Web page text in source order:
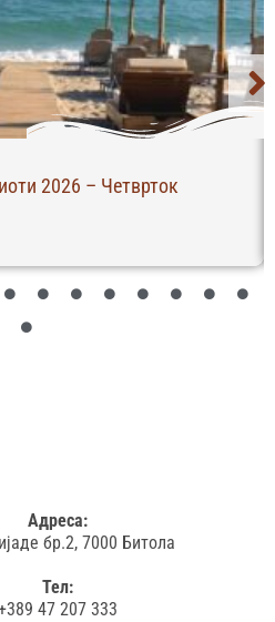
2026 – Четврток
Адреса:
бр.2, 7000 Битола
Тел:
47 207 333